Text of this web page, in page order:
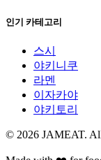
인기 카테고리
스시
야키니쿠
라멘
이자카야
야키토리
© 2026 JAMEAT.